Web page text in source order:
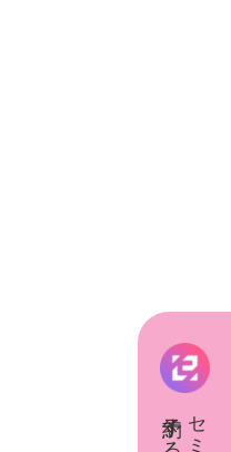
セミナー
予約する